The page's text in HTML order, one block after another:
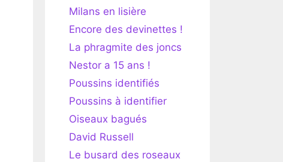
Milans en lisière
Encore des devinettes !
La phragmite des joncs
Nestor a 15 ans !
Poussins identifiés
Poussins à identifier
Oiseaux bagués
David Russell
Le busard des roseaux